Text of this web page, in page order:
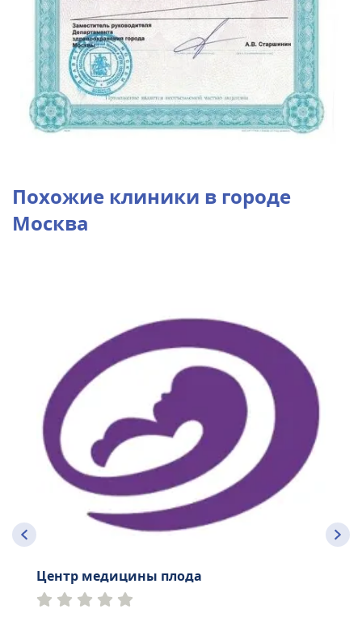
Похожие клиники в городе
Москва
Центр медицины плода